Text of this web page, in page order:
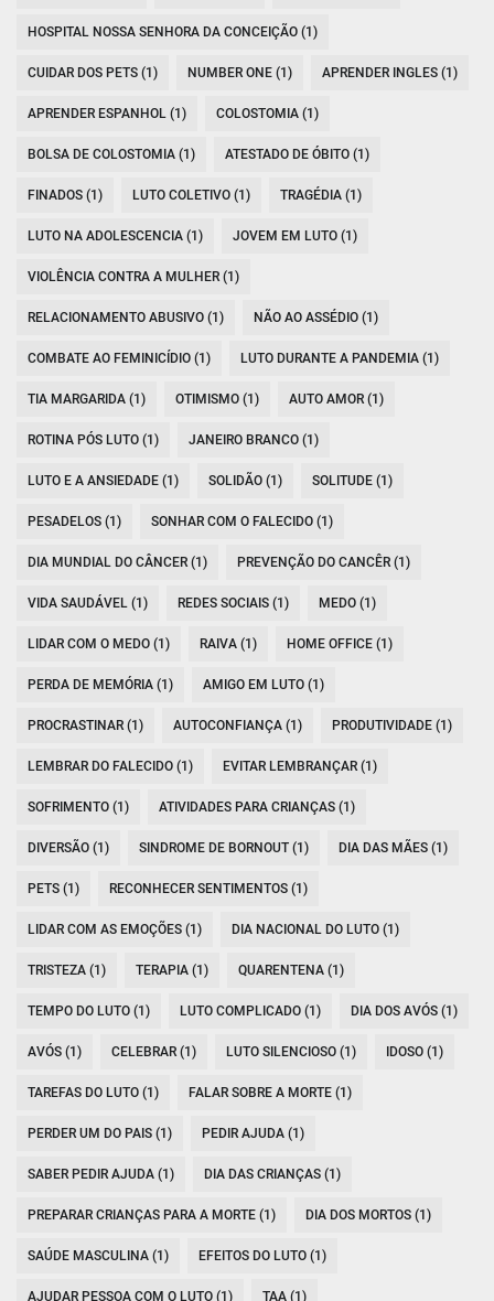
HOSPITAL NOSSA SENHORA DA CONCEIÇÃO (1)
CUIDAR DOS PETS (1) NUMBER ONE (1) APRENDER INGLES (1)
APRENDER ESPANHOL (1) COLOSTOMIA (1)
BOLSA DE COLOSTOMIA (1) ATESTADO DE ÓBITO (1)
FINADOS (1) LUTO COLETIVO (1) TRAGÉDIA (1)
LUTO NA ADOLESCENCIA (1) JOVEM EM LUTO (1)
VIOLÊNCIA CONTRA A MULHER (1)
RELACIONAMENTO ABUSIVO (1) NÃO AO ASSÉDIO (1)
COMBATE AO FEMINICÍDIO (1) LUTO DURANTE A PANDEMIA (1)
TIA MARGARIDA (1) OTIMISMO (1) AUTO AMOR (1)
ROTINA PÓS LUTO (1) JANEIRO BRANCO (1)
LUTO E A ANSIEDADE (1) SOLIDÃO (1) SOLITUDE (1)
PESADELOS (1) SONHAR COM O FALECIDO (1)
DIA MUNDIAL DO CÂNCER (1) PREVENÇÃO DO CANCÊR (1)
VIDA SAUDÁVEL (1) REDES SOCIAIS (1) MEDO (1)
LIDAR COM O MEDO (1) RAIVA (1) HOME OFFICE (1)
PERDA DE MEMÓRIA (1) AMIGO EM LUTO (1)
PROCRASTINAR (1) AUTOCONFIANÇA (1) PRODUTIVIDADE (1)
LEMBRAR DO FALECIDO (1) EVITAR LEMBRANÇAR (1)
SOFRIMENTO (1) ATIVIDADES PARA CRIANÇAS (1)
DIVERSÃO (1) SINDROME DE BORNOUT (1) DIA DAS MÃES (1)
PETS (1) RECONHECER SENTIMENTOS (1)
LIDAR COM AS EMOÇÕES (1) DIA NACIONAL DO LUTO (1)
TRISTEZA (1) TERAPIA (1) QUARENTENA (1)
TEMPO DO LUTO (1) LUTO COMPLICADO (1) DIA DOS AVÓS (1)
AVÓS (1) CELEBRAR (1) LUTO SILENCIOSO (1) IDOSO (1)
TAREFAS DO LUTO (1) FALAR SOBRE A MORTE (1)
PERDER UM DO PAIS (1) PEDIR AJUDA (1)
SABER PEDIR AJUDA (1) DIA DAS CRIANÇAS (1)
PREPARAR CRIANÇAS PARA A MORTE (1) DIA DOS MORTOS (1)
SAÚDE MASCULINA (1) EFEITOS DO LUTO (1)
AJUDAR PESSOA COM O LUTO (1) TAA (1)